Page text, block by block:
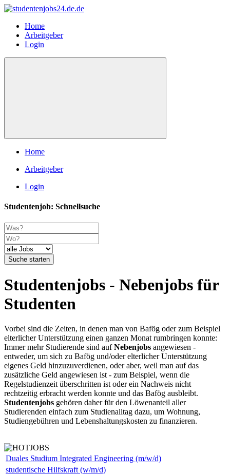
Home
Arbeitgeber
Login
Home
Arbeitgeber
Login
Studentenjob: Schnellsuche
Suche starten
Studentenjobs - Nebenjobs für
Studenten
Vorbei sind die Zeiten, in denen man von Bafög oder zum Beispiel
elterlicher Unterstützung einen ganzen Monat rumbringen konnte:
Immer mehr Studierende sind aufNebenjobs angewiesen -
entweder, um sich zu Bafög und/oder elterlicher Unterstützung
eigenes Geld hinzuzuverdienen, oder aber, weil man auf das
zusätzliche Geld angewiesen ist - zum Beispiel, wenn die
Regelstudienzeit überschritten ist oder ein Nachweis nicht
rechtzeitig erbracht werden konnte und das Bafög ausbleibt.
Studentenjobs gehören daher für den Löwenanteil aller
Studierenden einfach zum Studienalltag dazu, um Wohnung,
Studiengebühren und Lebenshaltungskosten zu finanzieren.
Duales Studium Integrated Engineering (m/w/d)
studentische Hilfskraft (w/m/d)